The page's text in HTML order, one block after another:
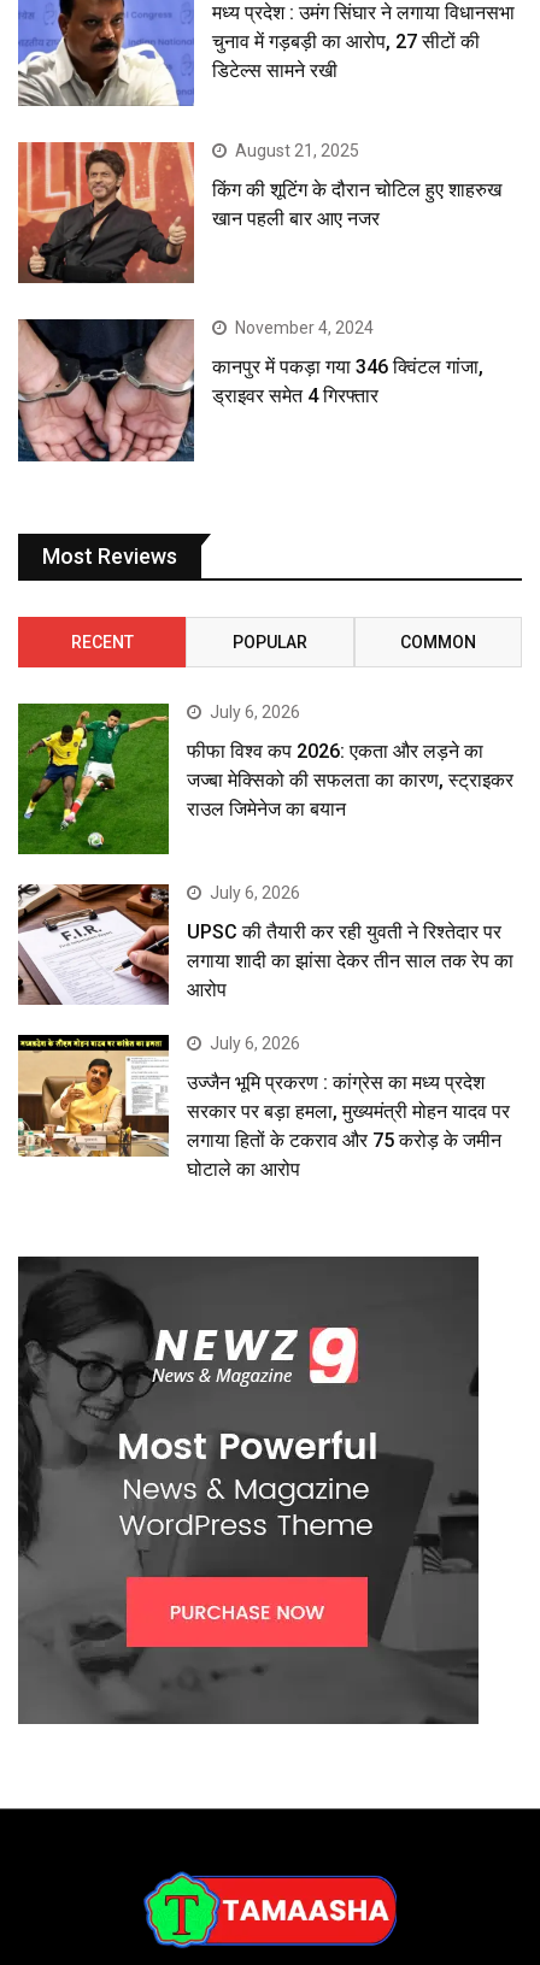
मध्य प्रदेश : उमंग सिंघार ने लगाया विधानसभा
चुनाव में गड़बड़ी का आरोप, 27 सीटों की
डिटेल्स सामने रखी
August 21, 2025
किंग की शूटिंग के दौरान चोटिल हुए शाहरुख
खान पहली बार आए नजर
November 4, 2024
कानपुर में पकड़ा गया 346 क्विंटल गांजा,
ड्राइवर समेत 4 गिरफ्तार
Most Reviews
RECENT POPULAR COMMON
July 6, 2026
फीफा विश्व कप 2026: एकता और लड़ने का
जज्बा मेक्सिको की सफलता का कारण, स्ट्राइकर
राउल जिमेनेज का बयान
July 6, 2026
UPSC की तैयारी कर रही युवती ने रिश्तेदार पर
लगाया शादी का झांसा देकर तीन साल तक रेप का
आरोप
July 6, 2026
उज्जैन भूमि प्रकरण : कांग्रेस का मध्य प्रदेश
सरकार पर बड़ा हमला, मुख्यमंत्री मोहन यादव पर
लगाया हितों के टकराव और 75 करोड़ के जमीन
घोटाले का आरोप